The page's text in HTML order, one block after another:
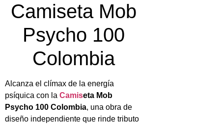
Camiseta Mob
Psycho 100
Colombia
Alcanza el clímax de la energía
psíquica con la Camiseta Mob
Psycho 100 Colombia, una obra de
diseño independiente que rinde tributo